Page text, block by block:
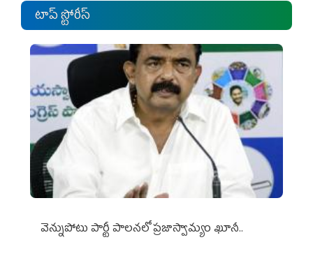
టాప్ స్టోరీస్
వెన్నుపోటు పార్టీ పాలనలో ప్రజాస్వామ్యం ఖూనీ..